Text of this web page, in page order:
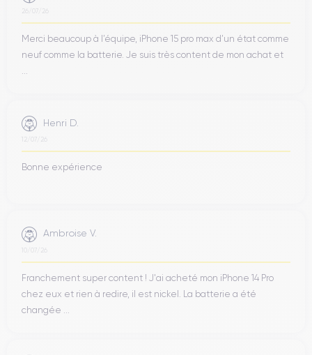
26/07/26
Merci beaucoup à l’équipe, iPhone 15 pro max d’un état comme
neuf comme la batterie. Je suis très content de mon achat et
Henri D.
12/07/26
Bonne expérience
Ambroise V.
10/07/26
Franchement super content ! J'ai acheté mon iPhone 14 Pro
chez eux et rien à redire, il est nickel. La batterie a été
changée ...